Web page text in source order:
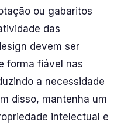
ou gabaritos
das
devem ser
forma fiável nas
a necessidade
disso, mantenha um
intelectual e